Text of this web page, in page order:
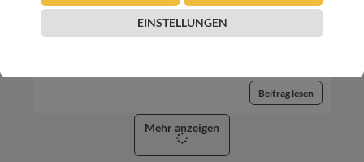
TrauerRaum Imst
Beitrag lesen
Mehr anzeigen
EINSTELLUNGEN